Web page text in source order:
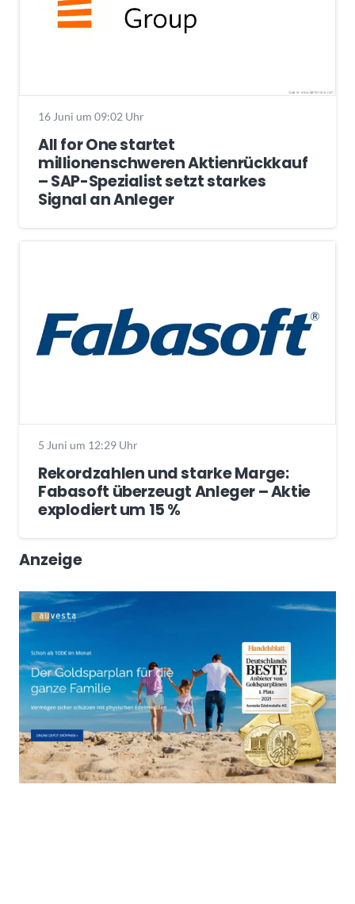
16 Juni um 09:02 Uhr
All for One startet
millionenschweren Aktienrückkauf
– SAP-Spezialist setzt starkes
Signal an Anleger
5 Juni um 12:29 Uhr
Rekordzahlen und starke Marge:
Fabasoft überzeugt Anleger – Aktie
explodiert um 15 %
Anzeige